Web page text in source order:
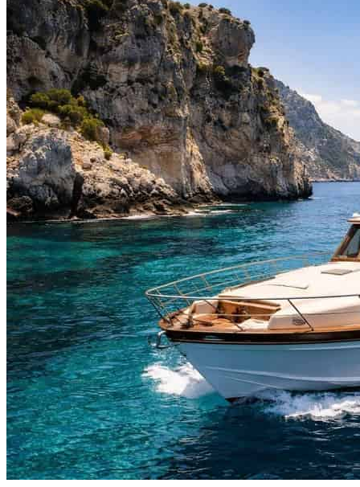
&
Levanzo
ab
Trapani